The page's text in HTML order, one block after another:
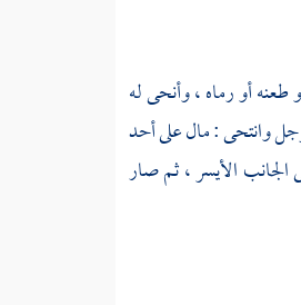
أو رماه ، وأنحى له
وانتحى : مال على أحد
الجانب الأيسر ، ثم صار